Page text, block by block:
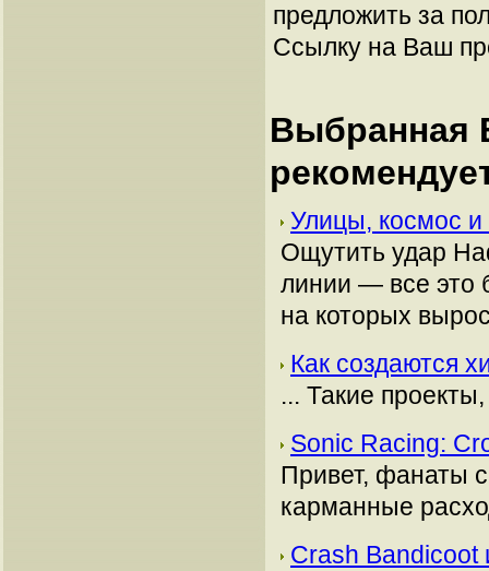
предложить за
Ссылку на Ваш
Выбранная
Улицы, космос
Ощутить удар
линии — все это
на которых
Как создаются
... Такие
Sonic Racing:
Привет, фанаты
карманные
Crash